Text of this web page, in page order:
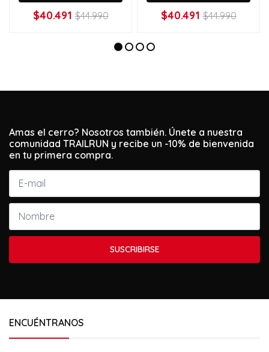
$40.491 $44.990 $40.491 $44.990
Amas el cerro? Nosotros también. Únete a nuestra
comunidad TRAILRUN y recibe un -10% de bienvenida
en tu primera compra.
SUSCRIBIRSE
ENCUÉNTRANOS